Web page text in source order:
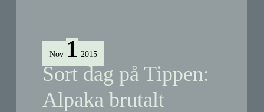
(raves)
murbrokkelandsbyen
er
ryddet
(hvad
var
Nov 1 2015
Sort dag på Tippen:
Alpaka brutalt